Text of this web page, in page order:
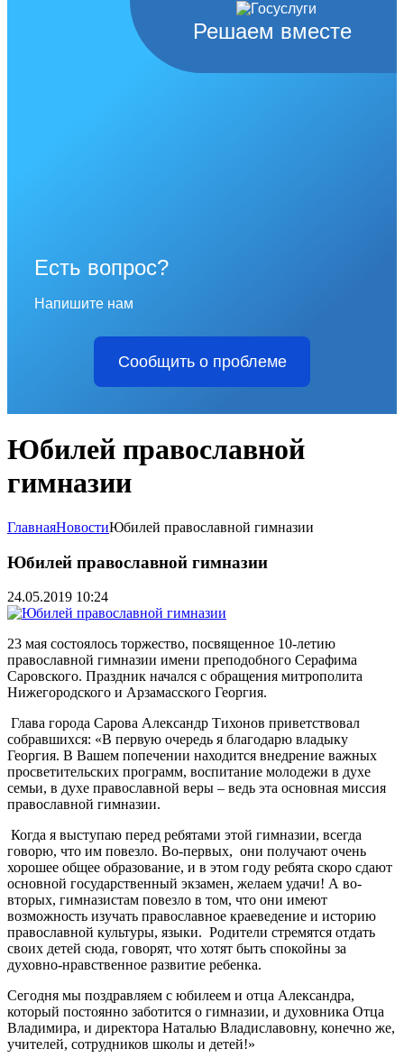
Решаем вместе
Есть вопрос?
Напишите нам
Сообщить о проблеме
Юбилей православной
гимназии
ГлавнаяНовостиЮбилей православной гимназии
Юбилей православной гимназии
24.05.2019 10:24
23 мая состоялось торжество, посвященное 10-летию
православной гимназии имени преподобного Серафима
Саровского. Праздник начался с обращения митрополита
Нижегородского и Арзамасского Георгия.
Глава города Сарова Александр Тихонов приветствовал
собравшихся: «В первую очередь я благодарю владыку
Георгия. В Вашем попечении находится внедрение важных
просветительских программ, воспитание молодежи в духе
семьи, в духе православной веры – ведь эта основная миссия
православной гимназии.
Когда я выступаю перед ребятами этой гимназии, всегда
говорю, что им повезло. Во-первых, они получают очень
хорошее общее образование, и в этом году ребята скоро сдают
основной государственный экзамен, желаем удачи! А во-
вторых, гимназистам повезло в том, что они имеют
возможность изучать православное краеведение и историю
православной культуры, языки. Родители стремятся отдать
своих детей сюда, говорят, что хотят быть спокойны за
духовно-нравственное развитие ребенка.
Сегодня мы поздравляем с юбилеем и отца Александра,
который постоянно заботится о гимназии, и духовника Отца
Владимира, и директора Наталью Владиславовну, конечно же,
учителей, сотрудников школы и детей!»